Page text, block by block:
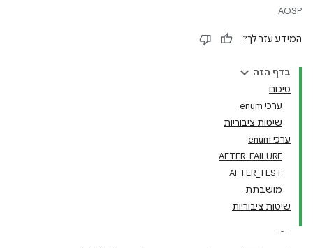
AOSP
המידע עזר לך?
בדף הזה
סיכום
ערכי enum
שיטות ציבוריות
ערכי enum
AFTER_FAILURE
AFTER_TEST
מושבתת
שיטות ציבוריות